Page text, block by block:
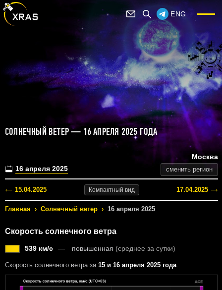
ENG
СОЛНЕЧНЫЙ ВЕТЕР — 16 АПРЕЛЯ 2025 ГОДА
16 апреля 2025
Москва
сменить регион
15.04.2025 Компактный вид 17.04.2025
Главная › Солнечный ветер › 16 апреля 2025
Скорость солнечного ветра
539 км/с повышенная (среднее за сутки)
Скорость солнечного ветра за 15 и 16 апреля 2025 года